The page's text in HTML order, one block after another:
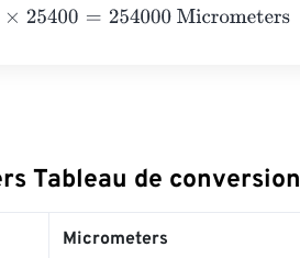
=254000 Micrometers
Tableau de conversion
Micrometers